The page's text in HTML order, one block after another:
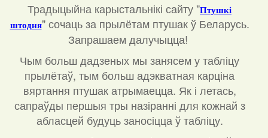
Традыцыйна карыстальнікі сайту "Птушкі
штодня" сочаць за прылётам птушак ў Беларусь.
Запрашаем далучыцца!
Чым больш дадзеных мы занясем у табліцу
прылётаў, тым больш адэкватная карціна
вяртання птушак атрымаецца. Як і летась,
сапраўды першыя тры назіранні для кожнай з
абласцей будуць заносіцца ў табліцу.